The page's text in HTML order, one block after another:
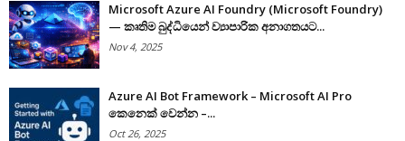
Microsoft Azure AI Foundry (Microsoft Foundry)
— කෘතිම බුද්ධියෙන් ව්‍යාපාරික අනාගතයට...
Nov 4, 2025
Azure AI Bot Framework – Microsoft AI Pro
කෙනෙක් වෙන්න –...
Oct 26, 2025